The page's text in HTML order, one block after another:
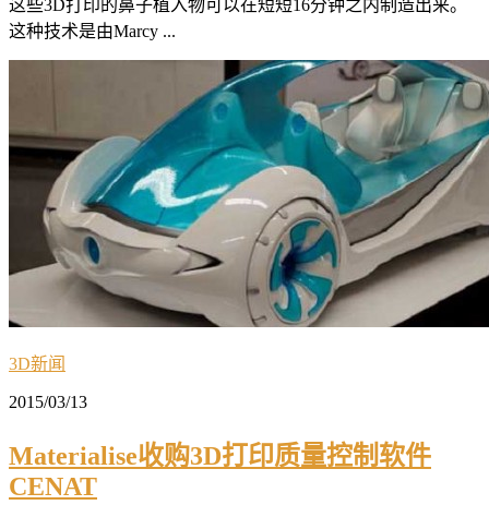
这些3D打印的鼻子植入物可以在短短16分钟之内制造出来。
这种技术是由Marcy ...
3D新闻
2015/03/13
Materialise收购3D打印质量控制软件
CENAT